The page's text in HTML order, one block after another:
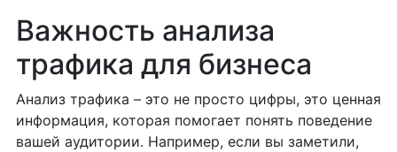
Важность анализа
трафика для бизнеса
Анализ трафика – это не просто цифры, это ценная
информация, которая помогает понять поведение
вашей аудитории. Например, если вы заметили,